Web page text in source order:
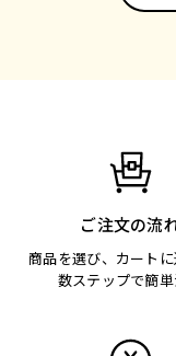
ご注文の流
商品を選び、カートに
数ステップで簡